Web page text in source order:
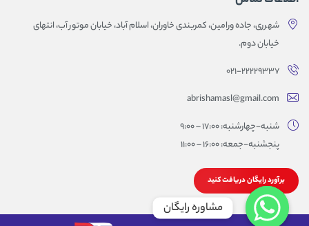
شهرری، جاده ورامین، کمربندی خاوران، اسلام آباد، خیابان موتور آب، انتهای
خیابان دوم.
۰۲۱-۲۲۲۲۹۳۳۷
abrishamasl@gmail.com
شنبه-چهارشنبه: 17:00 – 9:00
پنجشنبه-جمعه: 16:00 – 11:00
برآورد رایگان دریافت کنید
مشاوره رایگان